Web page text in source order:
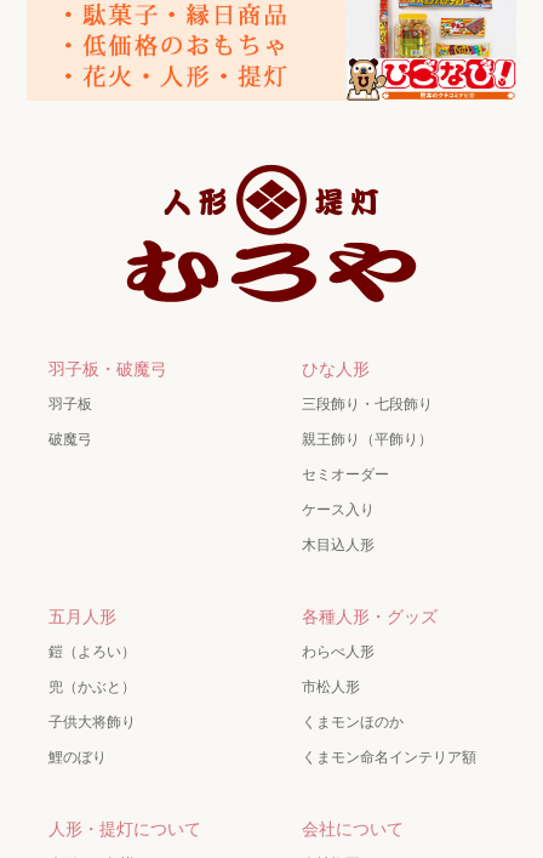
羽子板・破魔弓
羽子板
破魔弓
ひな人形
三段飾り・七段飾り
親王飾り（平飾り）
セミオーダー
ケース入り
木目込人形
五月人形
鎧（よろい）
兜（かぶと）
子供大将飾り
鯉のぼり
各種人形・グッズ
わらべ人形
市松人形
くまモンほのか
くまモン命名インテリア額
人形・提灯について 会社について